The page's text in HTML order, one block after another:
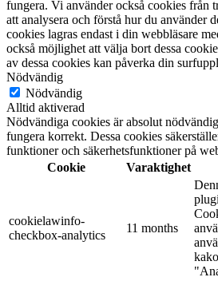
fungera. Vi använder också cookies från
att analysera och förstå hur du använder
cookies lagras endast i din webbläsare
också möjlighet att välja bort dessa
av dessa cookies kan påverka din
Nödvändig
Nödvändig
Alltid aktiverad
Nödvändiga cookies är absolut
fungera korrekt. Dessa cookies
funktioner och säkerhetsfunktioner på
Cookie
Varaktighet
cookielawinfo-
checkbox-analytics
11 months